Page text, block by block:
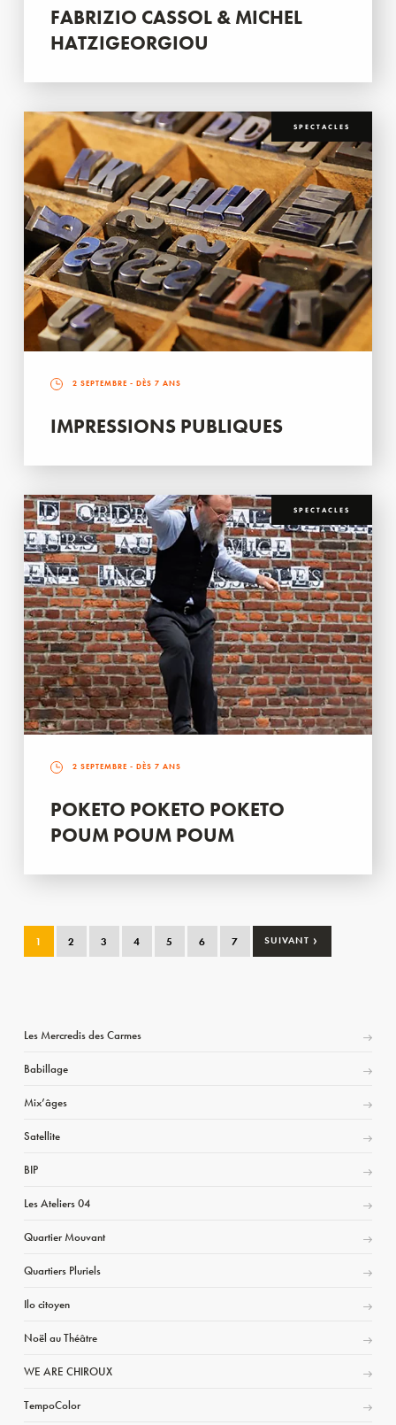
FABRIZIO CASSOL & MICHEL
HATZIGEORGIOU
SPECTACLES
2 SEPTEMBRE - DÈS 7 ANS
IMPRESSIONS PUBLIQUES
SPECTACLES
2 SEPTEMBRE - DÈS 7 ANS
POKETO POKETO POKETO
POUM POUM POUM
1 2 3 4 5 6 7 SUIVANT ›
Les Mercredis des Carmes
Babillage
Mix’âges
Satellite
BIP
Les Ateliers 04
Quartier Mouvant
Quartiers Pluriels
Ilo citoyen
Noël au Théâtre
WE ARE CHIROUX
TempoColor